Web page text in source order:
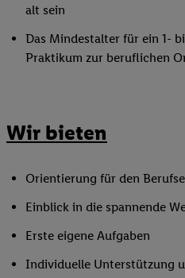
alt sein
Das Mindestalter für ein 1-
Praktikum zur beruflichen
Wir bieten
Orientierung für den
Einblick in die spannende
Erste eigene Aufgaben
Individuelle Unterstützung